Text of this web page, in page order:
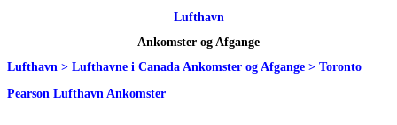
Lufthavn
Ankomster og Afgange
Lufthavn > Lufthavne i Canada Ankomster og Afgange > Toronto
Pearson Lufthavn Ankomster